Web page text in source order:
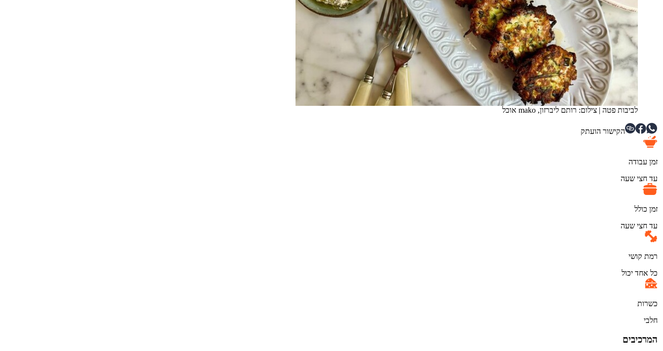
לביבות פטה | צילום: רותם ליברזון, mako אוכל
הקישור הועתק
זמן עבודה
עד חצי שעה
זמן כולל
עד חצי שעה
רמת קושי
כל אחד יכול
כשרות
חלבי
המרכיבים